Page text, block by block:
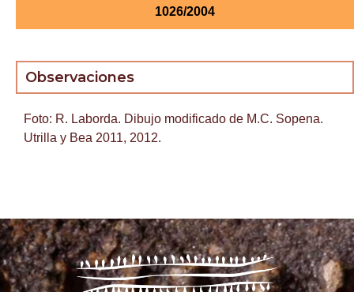
1026/2004
Observaciones
Foto: R. Laborda. Dibujo modificado de M.C. Sopena.
Utrilla y Bea 2011, 2012.